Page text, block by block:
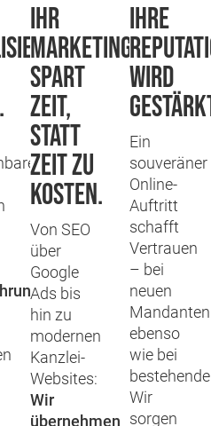
,
Ihr
Marketing
spart
Zeit,
statt
Zeit zu
kosten.
Von SEO
über
Google
Ads bis
hin zu
modernen
Kanzlei-
Websites:
Wir
übernehmen
Ihre
wird
Ein
souveräner
Online-
Auftritt
schafft
Vertrauen
– bei
neuen
Mandanten
ebenso
wie bei
Wir
sorgen